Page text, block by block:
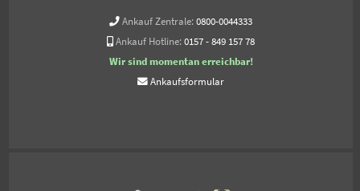
Ankauf Zentrale: 0800-0044333
Ankauf Hotline: 0157 - 849 157 78
Wir sind momentan erreichbar!
Ankaufsformular